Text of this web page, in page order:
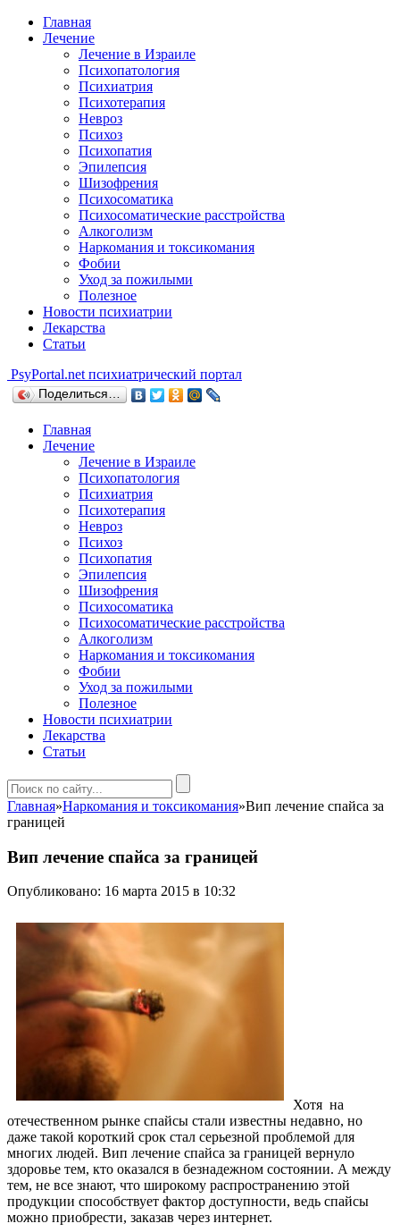
Главная
Лечение
Лечение в Израиле
Психопатология
Психиатрия
Психотерапия
Невроз
Психоз
Психопатия
Эпилепсия
Шизофрения
Психосоматика
Психосоматические расстройства
Алкоголизм
Наркомания и токсикомания
Фобии
Уход за пожилыми
Полезное
Новости психиатрии
Лекарства
Статьи
PsyPortal.net психиатрический портал
Поделиться…
Главная
Лечение
Лечение в Израиле
Психопатология
Психиатрия
Психотерапия
Невроз
Психоз
Психопатия
Эпилепсия
Шизофрения
Психосоматика
Психосоматические расстройства
Алкоголизм
Наркомания и токсикомания
Фобии
Уход за пожилыми
Полезное
Новости психиатрии
Лекарства
Статьи
Главная»Наркомания и токсикомания»Вип лечение спайса за
границей
Вип лечение спайса за границей
Опубликовано: 16 марта 2015 в 10:32
Хотя на
отечественном рынке спайсы стали известны недавно, но
даже такой короткий срок стал серьезной проблемой для
многих людей. Вип лечение спайса за границей вернуло
здоровье тем, кто оказался в безнадежном состоянии. А между
тем, не все знают, что широкому распространению этой
продукции способствует фактор доступности, ведь спайсы
можно приобрести, заказав через интернет.